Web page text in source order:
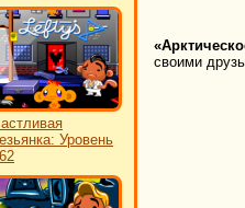
Уровень
своими